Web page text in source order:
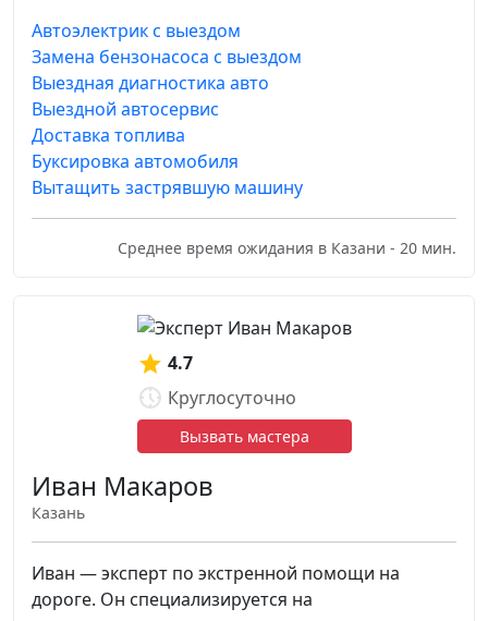
Автоэлектрик с выездом
Замена бензонасоса с выездом
Выездная диагностика авто
Выездной автосервис
Доставка топлива
Буксировка автомобиля
Вытащить застрявшую машину
Среднее время ожидания в Казани - 20 мин.
4.7
Круглосуточно
Вызвать мастера
Иван Макаров
Казань
Иван — эксперт по экстренной помощи на
дороге. Он специализируется на